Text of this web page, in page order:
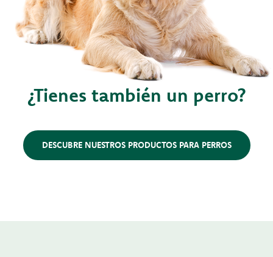
¿Tienes también un perro?
DESCUBRE NUESTROS PRODUCTOS PARA PERROS